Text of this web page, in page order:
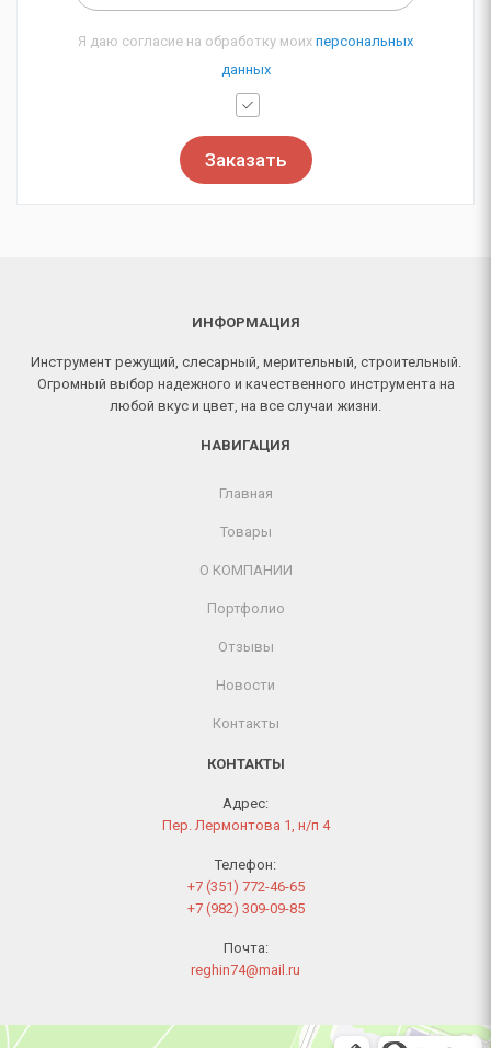
Я даю согласие на обработку моих персональных
данных
Заказать
ИНФОРМАЦИЯ
Инструмент режущий, слесарный, мерительный, строительный.
Огромный выбор надежного и качественного инструмента на
любой вкус и цвет, на все случаи жизни.
НАВИГАЦИЯ
Главная
Товары
О КОМПАНИИ
Портфолио
Отзывы
Новости
Контакты
КОНТАКТЫ
Адрес:
Пер. Лермонтова 1, н/п 4
Телефон:
+7 (351) 772-46-65
+7 (982) 309-09-85
Почта:
reghin74@mail.ru
Челябинск